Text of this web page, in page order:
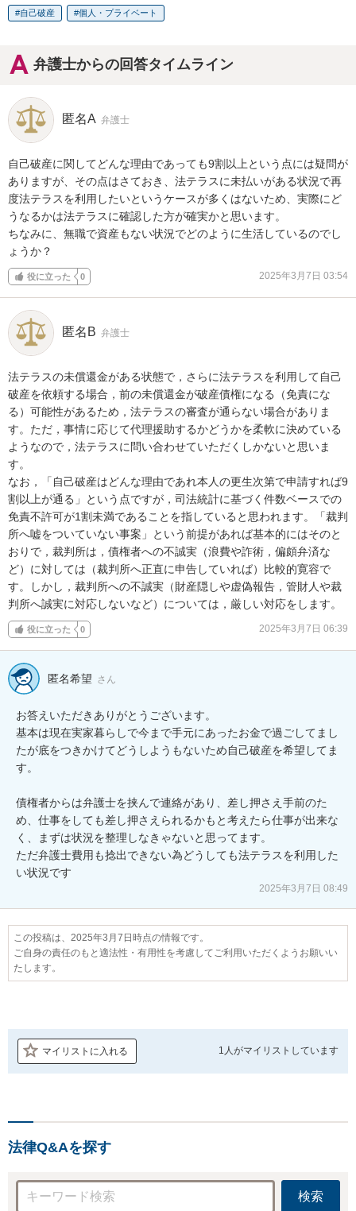
自己破産 個人・プライベート
弁護士からの回答タイムライン
匿名A 弁護士
自己破産に関してどんな理由であっても9割以上という点には疑問が
ありますが、その点はさておき、法テラスに未払いがある状況で再
度法テラスを利用したいというケースが多くはないため、実際にど
うなるかは法テラスに確認した方が確実かと思います。
ちなみに、無職で資産もない状況でどのように生活しているのでし
ょうか？
役に立った 0 2025年3月7日 03:54
匿名B 弁護士
法テラスの未償還金がある状態で，さらに法テラスを利用して自己
破産を依頼する場合，前の未償還金が破産債権になる（免責にな
る）可能性があるため，法テラスの審査が通らない場合がありま
す。ただ，事情に応じて代理援助するかどうかを柔軟に決めている
ようなので，法テラスに問い合わせていただくしかないと思いま
す。
なお，「自己破産はどんな理由であれ本人の更生次第で申請すれば9
割以上が通る」という点ですが，司法統計に基づく件数ベースでの
免責不許可が1割未満であることを指していると思われます。「裁判
所へ嘘をついていない事案」という前提があれば基本的にはそのと
おりで，裁判所は，債権者への不誠実（浪費や詐術，偏頗弁済な
ど）に対しては（裁判所へ正直に申告していれば）比較的寛容で
す。しかし，裁判所への不誠実（財産隠しや虚偽報告，管財人や裁
判所へ誠実に対応しないなど）については，厳しい対応をします。
役に立った 0 2025年3月7日 06:39
匿名希望 さん
お答えいただきありがとうございます。
基本は現在実家暮らしで今まで手元にあったお金で過ごしてまし
たが底をつきかけてどうしようもないため自己破産を希望してま
す。
債権者からは弁護士を挟んで連絡があり、差し押さえ手前のた
め、仕事をしても差し押さえられるかもと考えたら仕事が出来な
く、まずは状況を整理しなきゃないと思ってます。
ただ弁護士費用も捻出できない為どうしても法テラスを利用した
い状況です
2025年3月7日 08:49
この投稿は、2025年3月7日時点の情報です。
ご自身の責任のもと適法性・有用性を考慮してご利用いただくようお願いい
たします。
マイリストに入れる 1人がマイリストしています
法律Q&Aを探す
検索